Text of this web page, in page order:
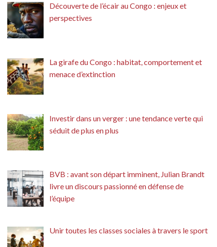
Découverte de l’écair au Congo : enjeux et
perspectives
La girafe du Congo : habitat, comportement et
menace d’extinction
Investir dans un verger : une tendance verte qui
séduit de plus en plus
BVB : avant son départ imminent, Julian Brandt
livre un discours passionné en défense de
l’équipe
Unir toutes les classes sociales à travers le sport